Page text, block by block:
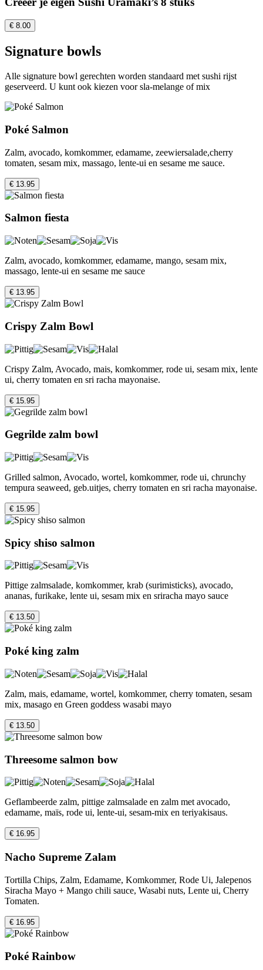
€ 8.00
Signature bowls
Alle signature bowl gerechten worden standaard met sushi rijst
geserveerd. U kunt ook kiezen voor sla-melange of mix
Poké Salmon
Zalm, avocado, komkommer, edamame, zeewiersalade,cherry
tomaten, sesam mix, massago, lente-ui en sesame me sauce.
€ 13.95
Salmon fiesta
Zalm, avocado, komkommer, edamame, mango, sesam mix,
massago, lente-ui en sesame me sauce
€ 13.95
Crispy Zalm Bowl
Crispy Zalm, Avocado, mais, komkommer, rode ui, sesam mix, lente
ui, cherry tomaten en sri racha mayonaise.
€ 15.95
Gegrilde zalm bowl
Grilled salmon, Avocado, wortel, komkommer, rode ui, chrunchy
tempura seaweed, geb.uitjes, cherry tomaten en sri racha mayonaise.
€ 15.95
Spicy shiso salmon
Pittige zalmsalade, komkommer, krab (surimisticks), avocado,
ananas, furikake, lente ui, sesam mix en sriracha mayo sauce
€ 13.50
Poké king zalm
Zalm, mais, edamame, wortel, komkommer, cherry tomaten, sesam
mix, masago en Green goddess wasabi mayo
€ 13.50
Threesome salmon bow
Geflambeerde zalm, pittige zalmsalade en zalm met avocado,
edamame, maïs, rode ui, lente-ui, sesam-mix en teriyakisaus.
€ 16.95
Nacho Supreme Zalam
Tortilla Chips, Zalm, Edamame, Komkommer, Rode Ui, Jalepenos
Siracha Mayo + Mango chili sauce, Wasabi nuts, Lente ui, Cherry
Tomaten.
€ 16.95
Poké Rainbow